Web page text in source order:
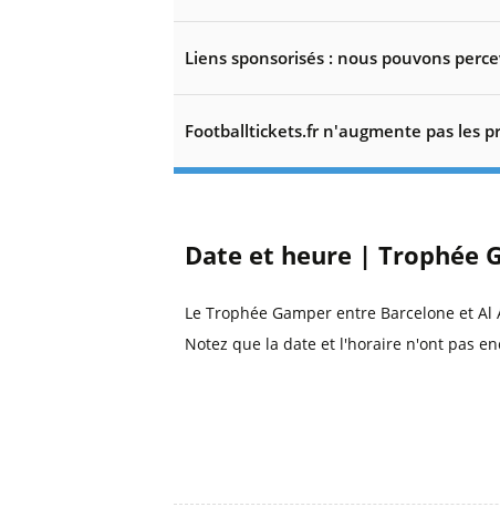
Liens sponsorisés : nous pouvons
Footballtickets.fr n'augmente pas les
Date et heure | Trophée
Le Trophée Gamper entre Barcelone et Al
Notez que la date et l'horaire n'ont pas